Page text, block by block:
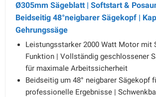
Ø305mm Sägeblatt | Softstart &
Beidseitig 48°neigbarer Sägekopf |
Gehrungssäge
Leistungsstarker 2000 Watt Motor mit
Funktion | Vollständig geschlossener
für maximale Arbeitssicherheit
Beidseitig um 48° neigbarer Sägekopf
professionelle Ergebnisse |